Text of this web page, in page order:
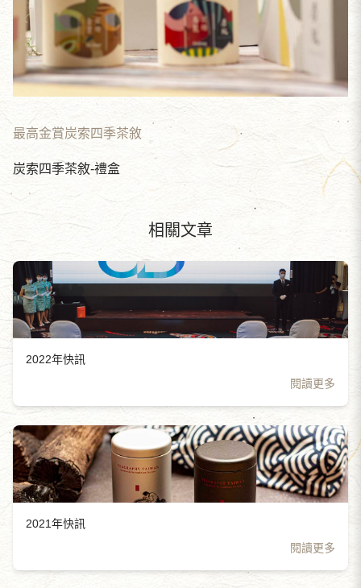
最高金賞炭索四季茶敘
炭索四季茶敘-禮盒
相關文章
2022年快訊
閱讀更多
2021年快訊
閱讀更多